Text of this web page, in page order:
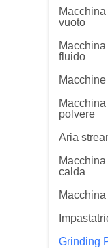
vuoto
fluido
polvere
Aria
calda
Grinding